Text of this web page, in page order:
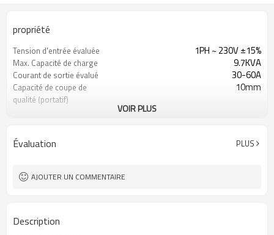
propriété
Tension d'entrée évaluée 1PH ~ 230V ±15%
Max. Capacité de charge 9.7KVA
Courant de sortie évalué 30-60A
Capacité de coupe de
qualité (portatif)
10mm
Tension de sortie nominale
Tension nominale en circuit
280V
Garantie
Dimensions
VOIR PLUS
Évaluation PLUS
AJOUTER UN COMMENTAIRE
Description